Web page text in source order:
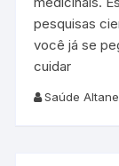
pesquisas
você já se
cuidar
Saúde